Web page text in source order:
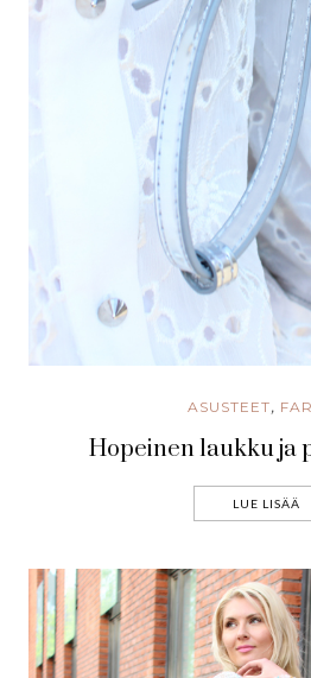
ASUSTEET,
Hopeinen laukku ja
LUE LISÄÄ